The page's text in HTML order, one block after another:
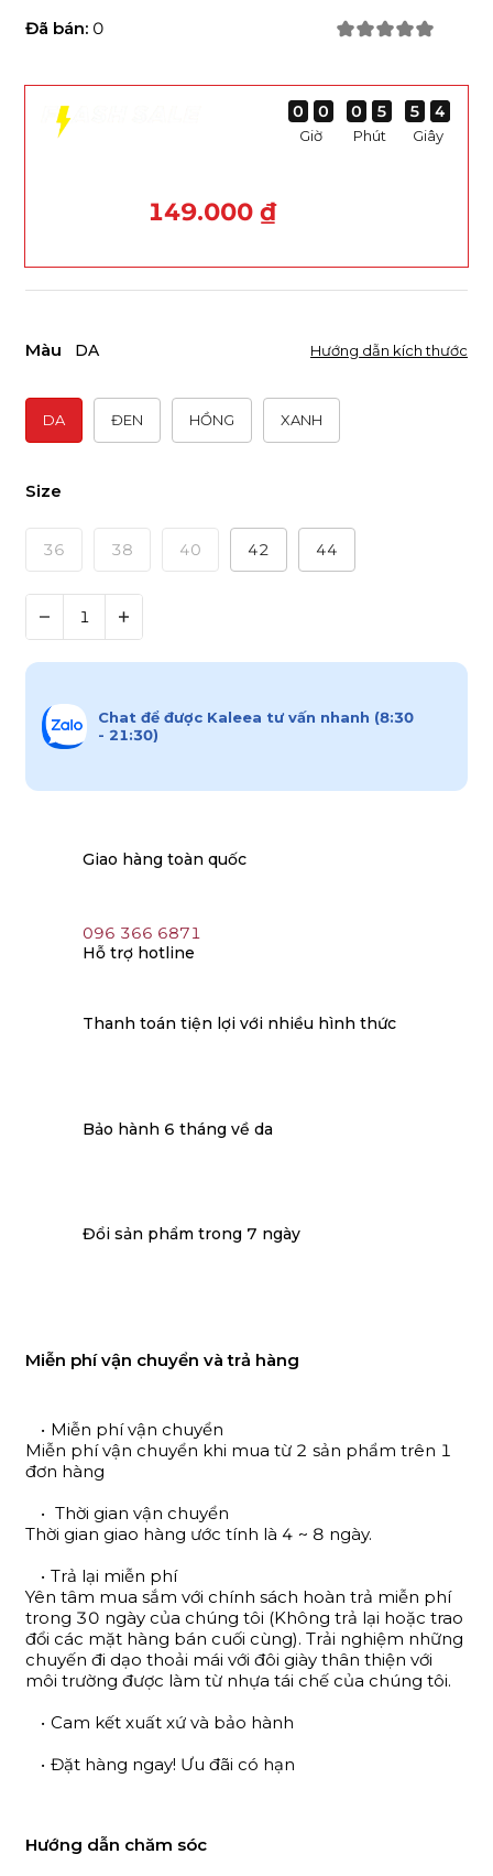
Đã bán: 0
Màu DA
DA ĐEN HỒNG XANH
Size
36 38 40 42 44
Hướng dẫn kích thước
0
0
0
0 0
0
0
0 0
0
0
0 5
5
5
5 5
5
5
5 7
2
7
2
Giờ Phút Giây
149.000 ₫
Miễn phí vận chuyển và trả hàng
Miễn phí vận chuyển
Miễn phí vận chuyển khi mua từ 2 sản phẩm trên 1
đơn hàng
Thời gian vận chuyển
Thời gian giao hàng ước tính là 4 ~ 8 ngày.
Trả lại miễn phí
Yên tâm mua sắm với chính sách hoàn trả miễn phí
trong 30 ngày của chúng tôi (Không trả lại hoặc trao
đổi các mặt hàng bán cuối cùng). Trải nghiệm những
chuyến đi dạo thoải mái với đôi giày thân thiện với
môi trường được làm từ nhựa tái chế của chúng tôi.
Cam kết xuất xứ và bảo hành
Đặt hàng ngay! Ưu đãi có hạn
Hướng dẫn chăm sóc
Chat để được Kaleea tư vấn nhanh (8:30
- 21:30)
Giao hàng toàn quốc
096 366 6871
Hỗ trợ hotline
Thanh toán tiện lợi với nhiều hình thức
Bảo hành 6 tháng về da
Đổi sản phẩm trong 7 ngày